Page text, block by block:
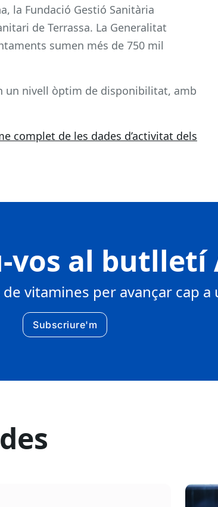
la Fundació Gestió Sanitària
de Terrassa. La Generalitat
sumen més de 750 mil
un nivell òptim de disponibilitat, amb
complet de les dades d’activitat dels
vos al butlletí
vitamines per avançar cap
Subscriure'm